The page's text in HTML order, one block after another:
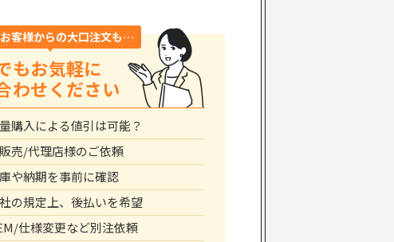
客様からの大口注文も…
もお気軽に
わせください
購入による値引は可能？
売/代理店様のご依頼
や納期を事前に確認
の規定上、後払いを希望
仕様変更など別注依頼